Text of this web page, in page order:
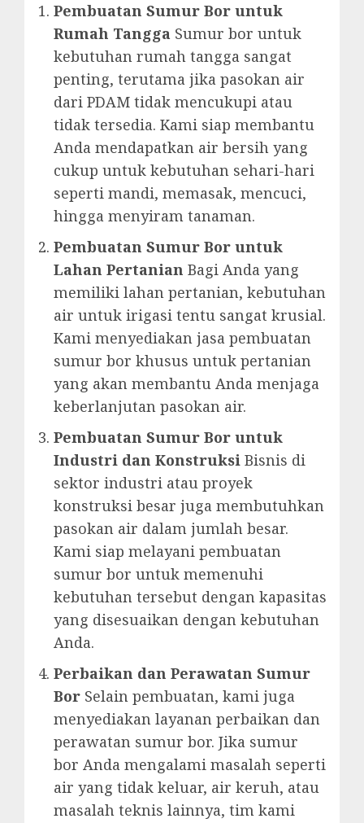
Pembuatan Sumur Bor untuk
Rumah Tangga Sumur bor untuk
kebutuhan rumah tangga sangat
penting, terutama jika pasokan air
dari PDAM tidak mencukupi atau
tidak tersedia. Kami siap membantu
Anda mendapatkan air bersih yang
cukup untuk kebutuhan sehari-hari
seperti mandi, memasak, mencuci,
hingga menyiram tanaman.
Pembuatan Sumur Bor untuk
Lahan Pertanian Bagi Anda yang
memiliki lahan pertanian, kebutuhan
air untuk irigasi tentu sangat krusial.
Kami menyediakan jasa pembuatan
sumur bor khusus untuk pertanian
yang akan membantu Anda menjaga
keberlanjutan pasokan air.
Pembuatan Sumur Bor untuk
Industri dan Konstruksi Bisnis di
sektor industri atau proyek
konstruksi besar juga membutuhkan
pasokan air dalam jumlah besar.
Kami siap melayani pembuatan
sumur bor untuk memenuhi
kebutuhan tersebut dengan kapasitas
yang disesuaikan dengan kebutuhan
Anda.
Perbaikan dan Perawatan Sumur
Bor Selain pembuatan, kami juga
menyediakan layanan perbaikan dan
perawatan sumur bor. Jika sumur
bor Anda mengalami masalah seperti
air yang tidak keluar, air keruh, atau
masalah teknis lainnya, tim kami